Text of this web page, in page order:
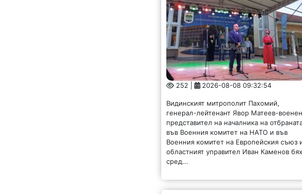
252 | 2026-08-08 09:32:54
Видинският митрополит Пахомий,
генерал-лейтенант Явор Матеев-
представител на началника на
във Военния комитет на НАТО и във
Военния комитет на Европейския съюз
областният управител Иван Каменов
сред...